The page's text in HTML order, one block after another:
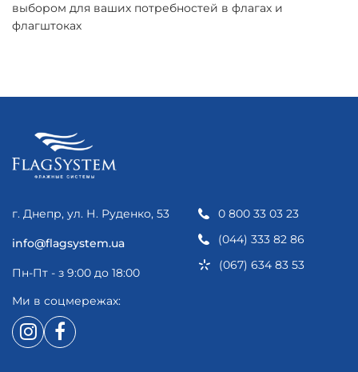
выбором для ваших потребностей в флагах и
флагштоках
г. Днепр, ул. Н. Руденко, 53
info@flagsystem.ua
Пн-Пт - з 9:00 до 18:00
0 800 33 03 23
(044) 333 82 86
(067) 634 83 53
Ми в соцмережах: